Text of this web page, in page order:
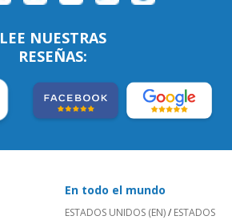
LEE NUESTRAS
RESEÑAS:
En todo el mundo
ESTADOS UNIDOS (EN)/ ESTADOS